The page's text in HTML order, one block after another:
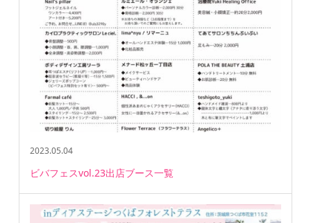
2023.05.04
ビバフェスvol.23出店ブース一覧